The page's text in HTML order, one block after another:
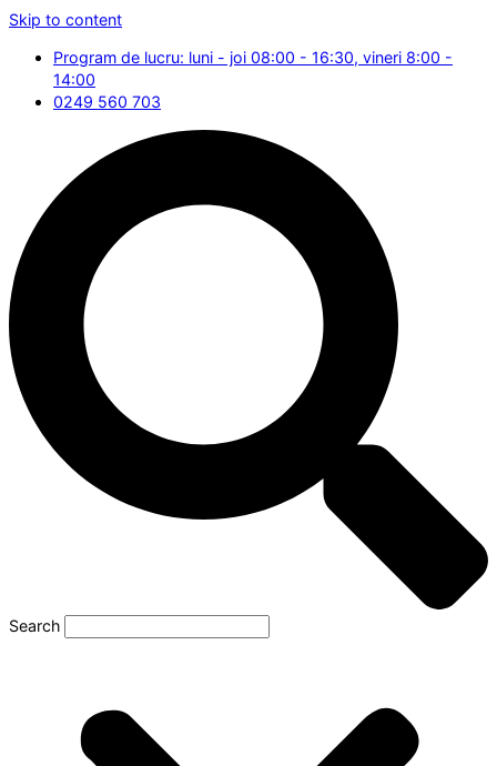
Skip to content
Program de lucru: luni - joi 08:00 - 16:30, vineri 8:00 -
14:00
0249 560 703
Search